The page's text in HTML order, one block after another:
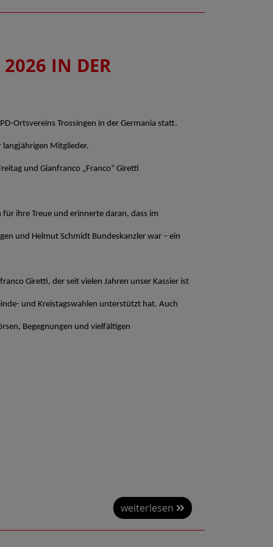
2026 IN DER
Ortsvereins Trossingen in der Germania statt.
langjährigen Mitglieder.
und Gianfranco „Franco“ Giretti
ihre Treue und erinnerte daran, dass im
und Helmut Schmidt Bundeskanzler war – ein
Giretti, der seit vielen Jahren unser Kassier ist
und Kreistagswahlen unterstützt hat. Auch
Begegnungen und vielfältigen
weiterlesen